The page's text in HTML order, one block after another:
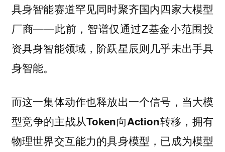
具身智能赛道罕见同时聚齐国内四家大模型
厂商——此前，智谱仅通过Z基金小范围投
资具身智能领域，阶跃星辰则几乎未出手具
身智能。
而这一集体动作也释放出一个信号，当大模
型竞争的主战从Token向Action转移 ，拥有
物理世界交互能力的具身模型，已成为模型